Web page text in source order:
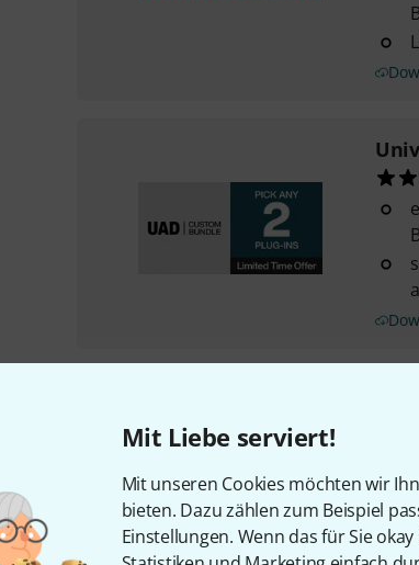
Mit Liebe serviert!
Mit unseren Cookies möchten wir
bieten. Dazu zählen zum Beispiel
Einstellungen. Wenn das für Sie